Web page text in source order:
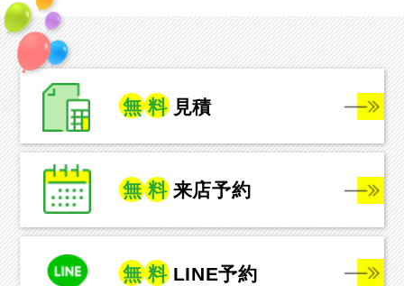
無 料 見積
無 料 来店予約
無 料 LINE予約